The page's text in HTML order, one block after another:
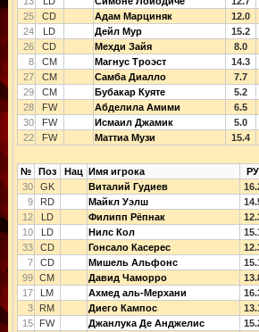
25
CD Адам Марциняк 12.0
24
LD Дейл Мур 15.2
26
CD Мехди Зайя 8.0
8
CM Магнус Троэст 14.3
27
CM Самба Диалло 7.7
29
CM Бубакар Куяте 5.2
28
FW Абделила Амими 6.5
30
FW Исмаил Джамик 5.0
22
FW Маттиа Музи 15.4
№ Поз Нац Имя игрока РУ
30
GK Виталий Гудиев
9
RD Майкл Уэлш
12
LD Филипп Рёпнак
10
LD Нилс Кол
33
CD Гонсало Касерес
7
CD Мишель Альфонс
99
CM Давид Чаморро
17
LM Ахмед аль-Мерхани
3
RM Диего Кампос
15
FW Джанлука Де Анджелис